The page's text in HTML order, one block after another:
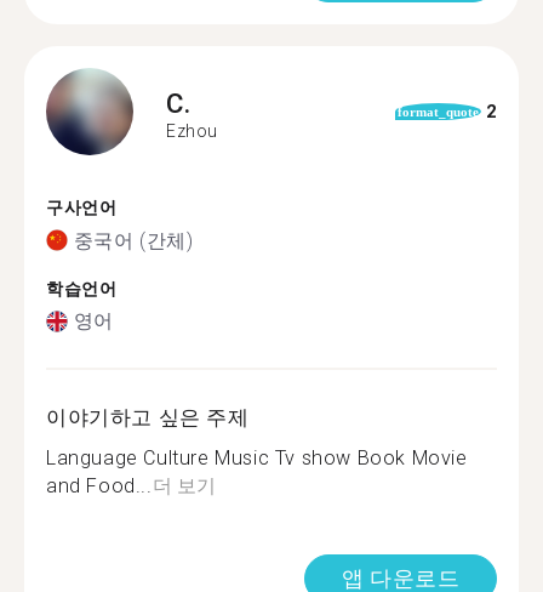
C.
Ezhou
format_quote 2
구사언어
중국어 (간체)
학습언어
영어
이야기하고 싶은 주제
Language Culture Music Tv show Book Movie
and Food...더 보기
앱 다운로드